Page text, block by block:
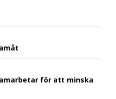
för att minska